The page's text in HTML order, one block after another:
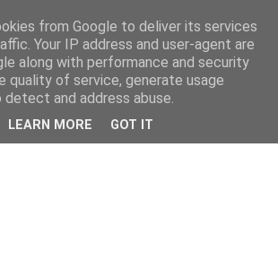
from Google to deliver its services
Your IP address and user-agent are
along with performance and security
quality of service, generate usage
and address abuse.
LEARN MORE GOT IT